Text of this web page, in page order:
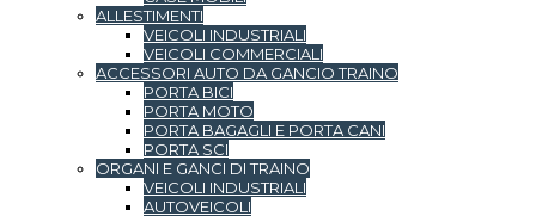
ALLESTIMENTI
VEICOLI INDUSTRIALI
VEICOLI COMMERCIALI
ACCESSORI AUTO DA GANCIO TRAINO
PORTA BICI
PORTA MOTO
PORTA BAGAGLI E PORTA CANI
PORTA SCI
ORGANI E GANCI DI TRAINO
VEICOLI INDUSTRIALI
AUTOVEICOLI